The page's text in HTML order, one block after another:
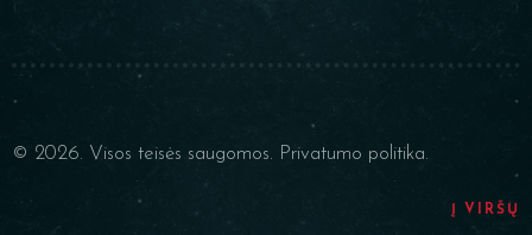
© 2026. Visos teisės saugomos. Privatumo politika.
Į VIRŠŲ